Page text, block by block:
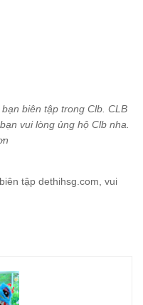
biên tập trong Clb. CLB
vui lòng ủng hộ Clb nha.
tập dethihsg.com, vui